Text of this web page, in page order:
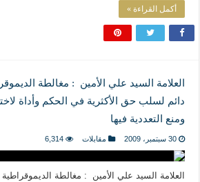
أكمل القراءة »
العلامة السيد علي الأمين : مغالطة
دائم لسلب حق الأكثرية في الحكم وأداة
ومنع التعددية فيها
30 سبتمبر، 2009 مقابلات 6,314
العلامة السيد علي الأمين : مغالطة الديموقراطية